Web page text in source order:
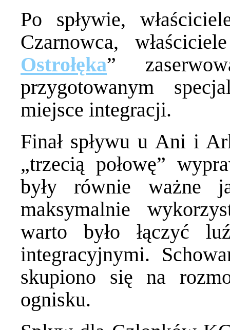
Po spływie,
Czarnowca,
Ostrołęka”
przygotowanym
miejsce integracji.
Finał spływu u Ani i
„trzecią połowę”
były równie ważne
maksymalnie
warto było łączyć
integracyjnymi.
skupiono się na
ognisku.